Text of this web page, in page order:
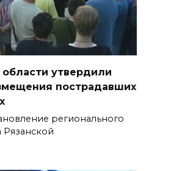
области утвердили
пострадавших
регионального
Рязанской